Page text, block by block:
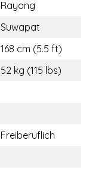
Rayong
Suwapat
168 cm (5.5 ft)
52 kg (115 lbs)
Freiberuflich